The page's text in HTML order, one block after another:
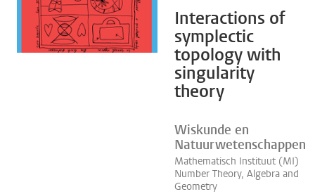
Interactions of
symplectic
topology with
singularity
theory
Wiskunde en
Natuurwetenschappen
Mathematisch Instituut (MI)
Number Theory, Algebra and
Geometry